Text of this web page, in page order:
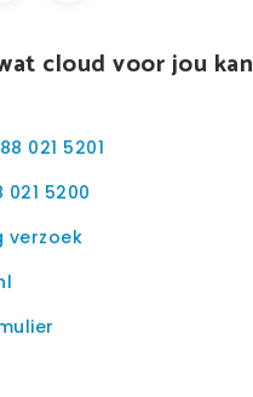
cloud voor jou kan
021 5201
5200
verzoek